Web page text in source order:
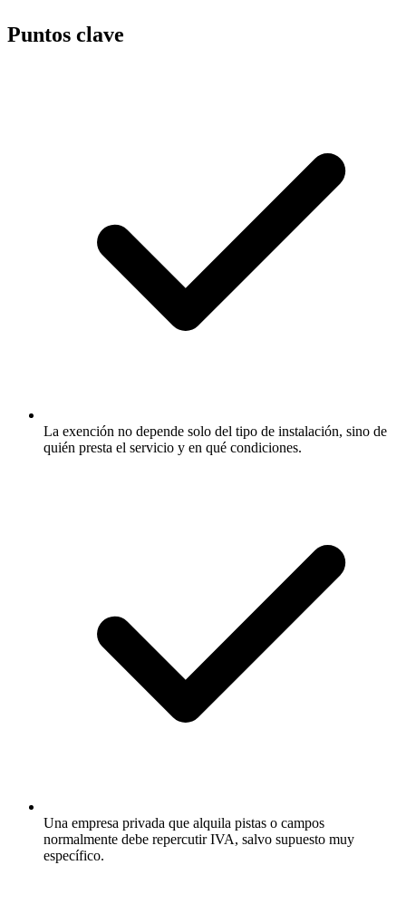
Puntos clave
La exención no depende solo del tipo de instalación, sino de
quién presta el servicio y en qué condiciones.
Una empresa privada que alquila pistas o campos
normalmente debe repercutir IVA, salvo supuesto muy
específico.